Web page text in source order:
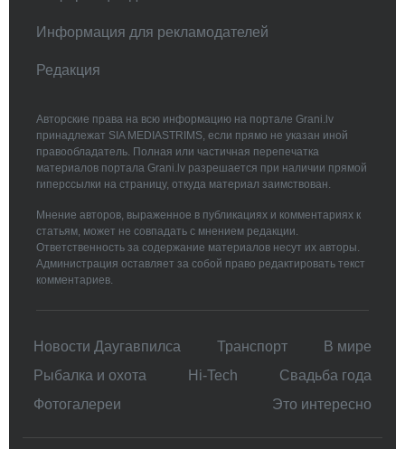
Информация для рекламодателей
Редакция
Авторские права на всю информацию на портале Grani.lv
принадлежат SIA MEDIASTRIMS, если прямо не указан иной
правообладатель. Полная или частичная перепечатка
материалов портала Grani.lv разрешается при наличии прямой
гиперссылки на страницу, откуда материал заимствован.
Мнение авторов, выраженное в публикациях и комментариях к
статьям, может не совпадать с мнением редакции.
Ответственность за содержание материалов несут их авторы.
Администрация оставляет за собой право редактировать текст
комментариев.
Новости Даугавпилса Транспорт
В мире
Рыбалка и охота
Hi-Tech
Свадьбa года
Фотогалереи
Это интересно